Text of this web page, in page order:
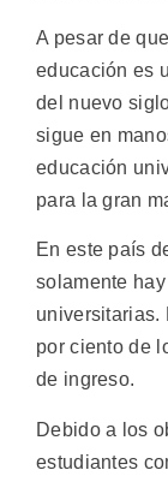
A pesar de
educación es
del nuevo
sigue en
educación
para la gran
En este país
solamente
universitarias.
por ciento de
de ingreso.
Debido a los
estudiantes